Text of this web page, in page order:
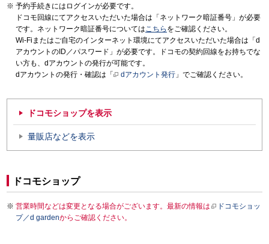
予約手続きにはログインが必要です。
ドコモ回線にてアクセスいただいた場合は「ネットワーク暗証番号」が必要
です。ネットワーク暗証番号についてはこちら をご確認ください。
Wi-Fiまたはご自宅のインターネット環境にてアクセスいただいた場合は「d
アカウントのID／パスワード」が必要です。ドコモの契約回線をお持ちでな
い方も、dアカウントの発行が可能です。
dアカウントの発行・確認は「
dアカウント発行 」でご確認ください。
ドコモショップを表示
量販店などを表示
ドコモショップ
営業時間などは変更となる場合がございます。最新の情報は
ドコモショッ
プ／d gardenからご確認ください。